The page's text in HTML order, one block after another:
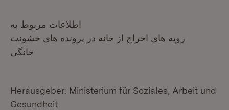
اطلاعات مربوط به
رویه های اخراج از خانه در پرونده های خشونت
خانگی
Herausgeber: Ministerium für Soziales, Arbeit und
Gesundheit